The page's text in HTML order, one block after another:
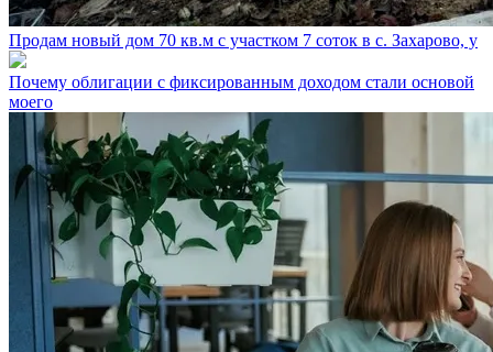
Продам новый дом 70 кв.м с участком 7 соток в с. Захарово, у
Почему облигации с фиксированным доходом стали основой
моего